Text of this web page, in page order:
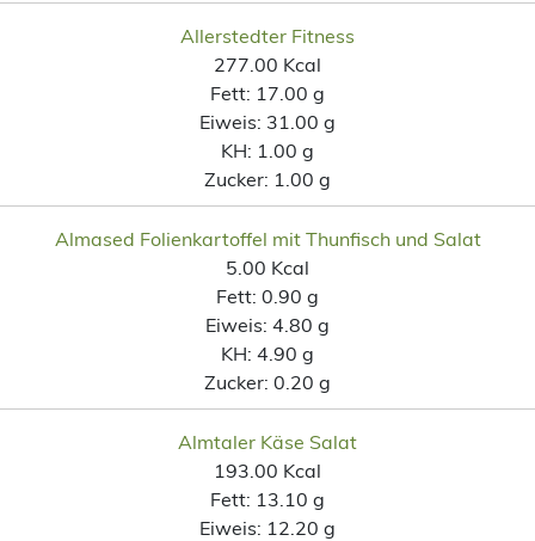
Allerstedter Fitness
277.00 Kcal
Fett: 17.00 g
Eiweis: 31.00 g
KH: 1.00 g
Zucker: 1.00 g
Almased Folienkartoffel mit Thunfisch und Salat
5.00 Kcal
Fett: 0.90 g
Eiweis: 4.80 g
KH: 4.90 g
Zucker: 0.20 g
Almtaler Käse Salat
193.00 Kcal
Fett: 13.10 g
Eiweis: 12.20 g